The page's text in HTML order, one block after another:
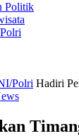
Politik
Polri Hadiri